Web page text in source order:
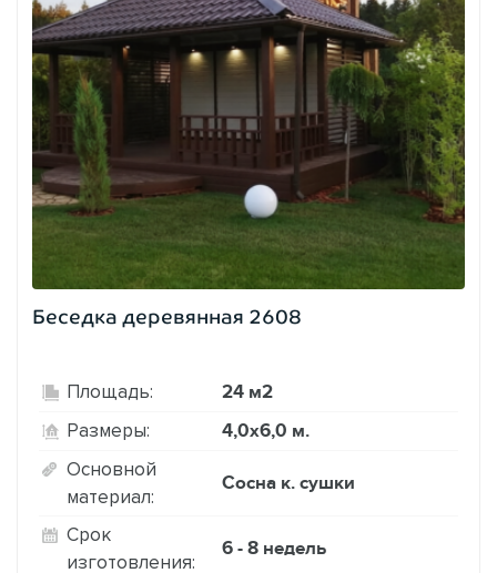
Беседка деревянная 2608
Площадь: 24 м2
Размеры: 4,0х6,0 м.
Основной
материал:
Сосна к. сушки
Срок
изготовления:
6 - 8 недель